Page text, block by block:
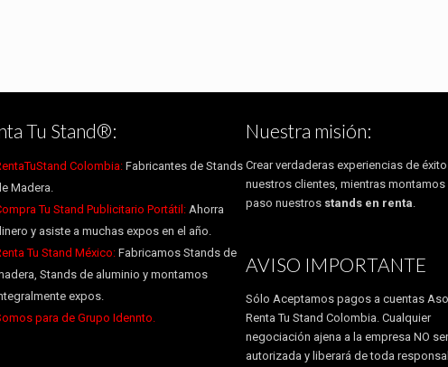
Tu Stand®:
Colombia:Fabricantes de Stands
Madera.
Tu Stand Publicitario Portátil: Ahorra
y asiste a muchas expos en el año.
Tu Stand México: Fabricamos Stands de
Stands de aluminio y montamos
expos.
para de Grupo Idennto.
Nuestra misión:
Crear verdaderas experiencias de
nuestros clientes, mientras montamos
paso nuestros stands en renta.
AVISO IMPORTANTE
Sólo Aceptamos pagos a cuentas
Renta Tu Stand Colombia. Cualquier
negociación ajena a la empresa NO
autorizada y liberará de toda